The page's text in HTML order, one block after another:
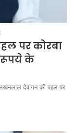
पर कोरबा
रूपये के
देवांगन की पहल पर